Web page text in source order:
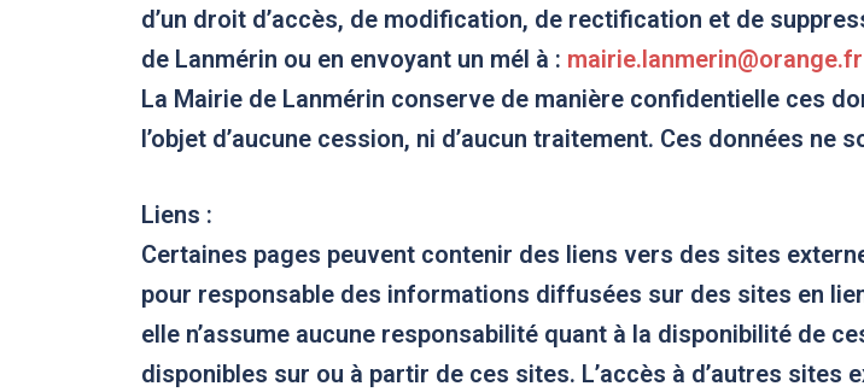
d’un droit d’accès, de modification, de rectification et de
de Lanmérin ou en envoyant un mél à : mairie.lanmerin@orange.fr
La Mairie de Lanmérin conserve de manière confidentielle ces
l’objet d’aucune cession, ni d’aucun traitement. Ces données
Liens :
Certaines pages peuvent contenir des liens vers des sites
pour responsable des informations diffusées sur des sites en
elle n’assume aucune responsabilité quant à la disponibilité de
disponibles sur ou à partir de ces sites. L’accès à d’autres sites